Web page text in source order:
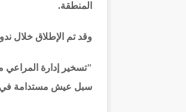
المنطقة.
وقد تم الإطلاق خلال
"تسخير إدارة
سبل عيش مستدامة في